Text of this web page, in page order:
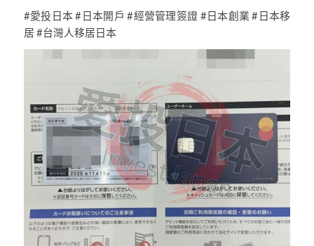
#愛投日本 #日本開戶 #經營管理簽證 #日本創業 #日本移
居 #台灣人移居日本